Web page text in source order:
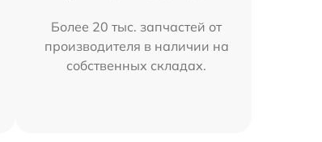
Более 20 тыс. запчастей от
производителя в наличии на
собственных складах.